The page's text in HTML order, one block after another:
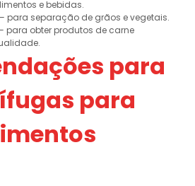
e bebidas.
para separação de grãos e vegetais.
para obter produtos de carne
para
para